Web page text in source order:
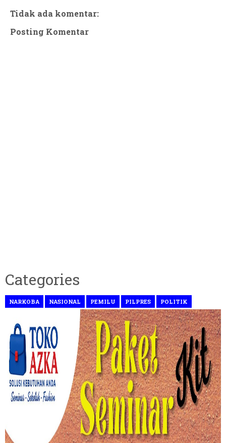
Tidak ada komentar:
Posting Komentar
Categories
NARKOBA NASIONAL PEMILU PILPRES POLITIK